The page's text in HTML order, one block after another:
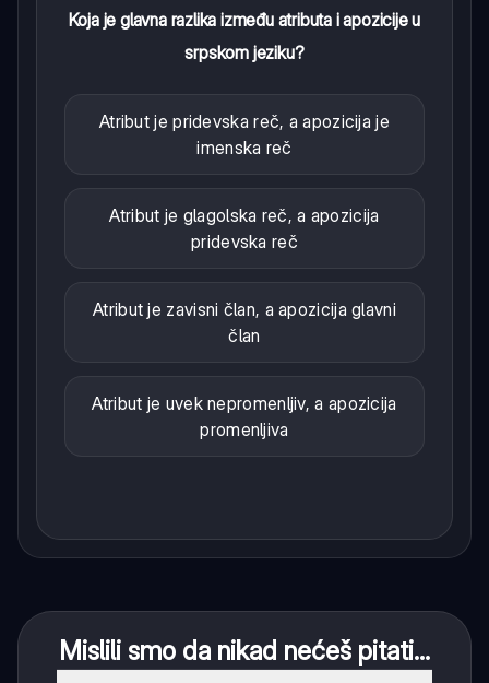
Koja je glavna razlika između atributa i apozicije u
srpskom jeziku?
Atribut je pridevska reč, a apozicija je
imenska reč
Atribut je glagolska reč, a apozicija
pridevska reč
Atribut je zavisni član, a apozicija glavni
član
Atribut je uvek nepromenljiv, a apozicija
promenljiva
Mislili smo da nikad nećeš pitati...